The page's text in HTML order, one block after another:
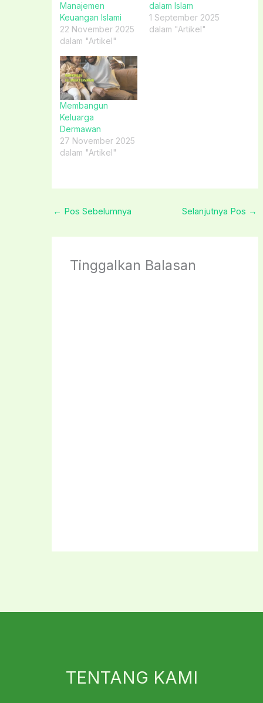
Manajemen
Keuangan Islami
22 November 2025
dalam "Artikel"
dalam Islam
1 September 2025
dalam "Artikel"
Membangun
Keluarga
Dermawan
27 November 2025
dalam "Artikel"
← Pos Sebelumnya Selanjutnya Pos →
Tinggalkan Balasan
TENTANG KAMI